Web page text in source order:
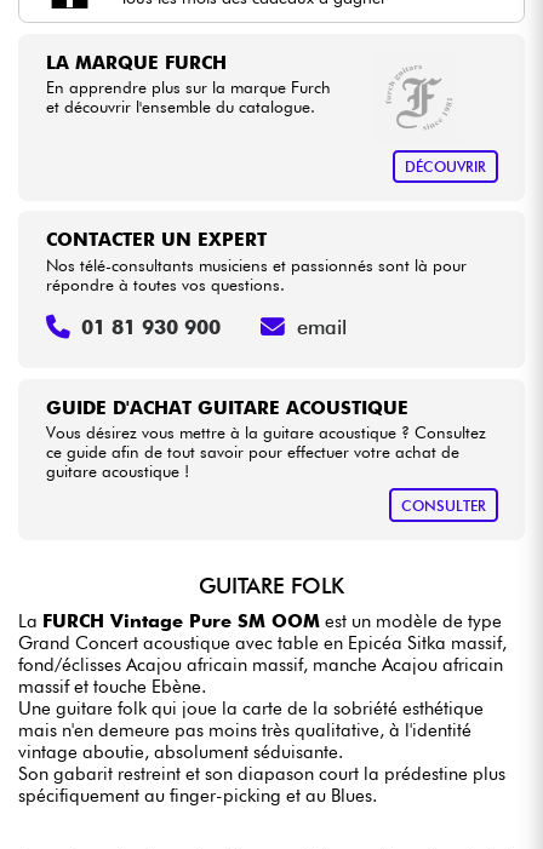
LA MARQUE FURCH
En apprendre plus sur la marque Furch
et découvrir l'ensemble du catalogue.
DÉCOUVRIR
GUIDE D'ACHAT GUITARE ACOUSTIQUE
Vous désirez vous mettre à la guitare acoustique ? Consultez
ce guide afin de tout savoir pour effectuer votre achat de
guitare acoustique !
CONSULTER
CONTACTER UN EXPERT
Nos télé-consultants musiciens et passionnés sont là pour
répondre à toutes vos questions.
01 81 930 900 email
GUITARE FOLK
La FURCH Vintage Pure SM OOM est un modèle de type
Grand Concert acoustique avec table en Epicéa Sitka massif,
fond/éclisses Acajou africain massif, manche Acajou africain
massif et touche Ebène.
Une guitare folk qui joue la carte de la sobriété esthétique
mais n'en demeure pas moins très qualitative, à l'identité
vintage aboutie, absolument séduisante.
Son gabarit restreint et son diapason court la prédestine plus
spécifiquement au finger-picking et au Blues.